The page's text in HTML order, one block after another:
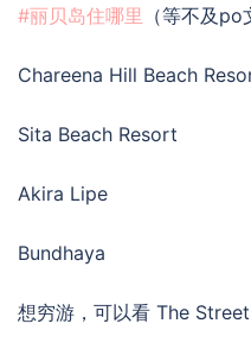
#丽贝岛住哪里 （等不及po
Chareena Hill Beach
Sita Beach Resort
Akira Lipe
Bundhaya
想穷游，可以看 The